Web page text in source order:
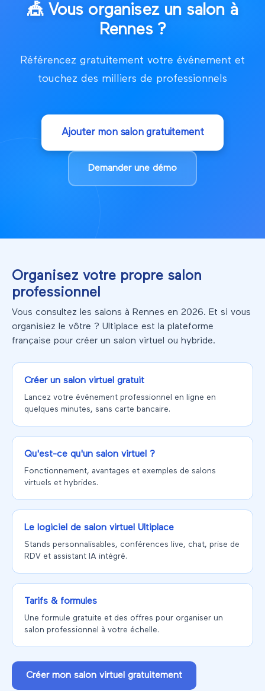
🎪Vous organisez un salon à
Rennes?
Référencez gratuitement votre événement et
touchez des milliers de professionnels
Ajouter mon salon gratuitement
Demander une démo
Organisez votre propre salon
professionnel
Vous consultez les salons à Rennes en 2026. Et si vous
organisiez le vôtre ? Ultiplace est la plateforme
française pour créer un salon virtuel ou hybride.
Créer un salon virtuel gratuit
Lancez votre événement professionnel en ligne en
quelques minutes, sans carte bancaire.
Qu'est-ce qu'un salon virtuel ?
Fonctionnement, avantages et exemples de salons
virtuels et hybrides.
Le logiciel de salon virtuel Ultiplace
Stands personnalisables, conférences live, chat, prise de
RDV et assistant IA intégré.
Tarifs & formules
Une formule gratuite et des offres pour organiser un
salon professionnel à votre échelle.
Créer mon salon virtuel gratuitement